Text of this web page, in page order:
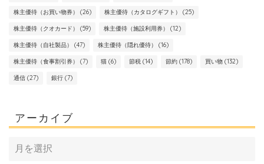
株主優待（お買い物券） (26) 株主優待（カタログギフト） (25)
株主優待（クオカード） (59) 株主優待（施設利用券） (12)
株主優待（自社製品） (47) 株主優待（隠れ優待） (16)
株主優待（食事割引券） (7) 猫 (6) 節税 (14) 節約 (178) 買い物 (132)
通信 (27) 銀行 (7)
アーカイブ